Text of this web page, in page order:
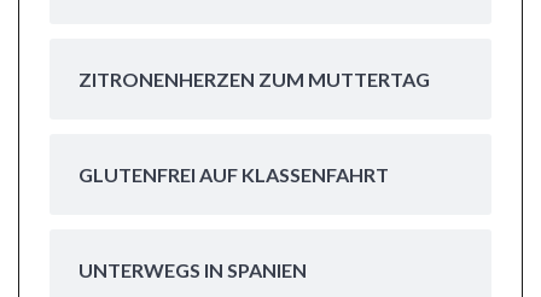
ZITRONENHERZEN ZUM MUTTERTAG
GLUTENFREI AUF KLASSENFAHRT
UNTERWEGS IN SPANIEN